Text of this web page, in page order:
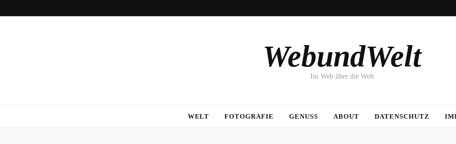
WebundWelt
Im Web über die Welt
WELT FOTOGRAFIE GENUSS ABOUT DATENSCHUTZ